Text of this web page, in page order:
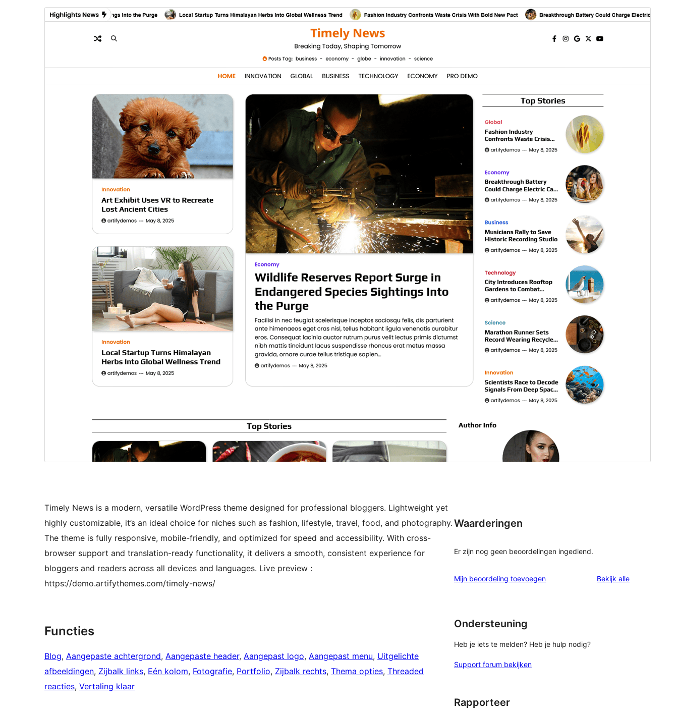
Commercieel thema
commerciële upgrades of ondersteuning.
VoorbeeldDownload
Laatst geüpdatet
24 november 2025
Wordpress versie
PHP versie
Thema homepage
Timely News is a modern, versatile WordPress theme designed for professional bloggers. Lightweight yet
highly customizable, it’s an ideal choice for niches such as fashion, lifestyle, travel, food, and photography.
The theme is fully responsive, mobile-friendly, and optimized for speed and accessibility. With cross-
browser support and translation-ready functionality, it delivers a smooth, consistent experience for
bloggers and readers across all devices and languages. Live preview :
https://demo.artifythemes.com/timely-news/
Functies
Blog, Aangepaste achtergrond, Aangepaste header, Aangepast logo, Aangepast menu, Uitgelichte
afbeeldingen, Zijbalk links, Eén kolom, Fotografie, Portfolio, Zijbalk rechts, Thema opties, Threaded
reacties, Vertaling klaar
Waarderingen
Er zijn nog geen beoordelingen ingediend.
Mijn beoordeling toevoegen Bekijk allebeoordelingen
Ondersteuning
Heb je iets te melden? Heb je hulp nodig?
Support forum bekijken
Rapporteer